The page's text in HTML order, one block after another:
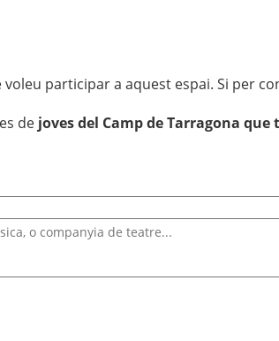
participar a aquest espai. Si per
de joves del Camp de Tarragona
o companyia de teatre...